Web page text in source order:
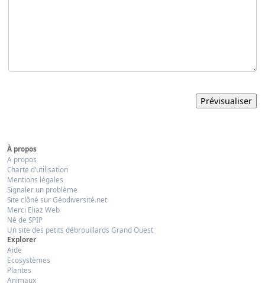
À propos
A propos
Charte d’utilisation
Mentions légales
Signaler un problème
Site clôné sur Géodiversité.net
Merci Eliaz Web
Né de SPIP
Un site des petits débrouillards Grand Ouest
Explorer
Aide
Ecosystèmes
Plantes
Animaux